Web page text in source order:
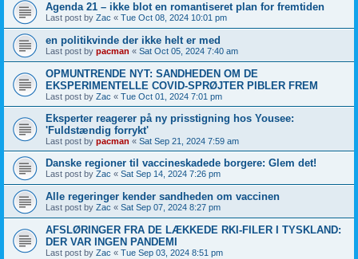
Agenda 21 – ikke blot en romantiseret plan for fremtiden
Last post by Zac « Tue Oct 08, 2024 10:01 pm
en politikvinde der ikke helt er med
Last post by pacman « Sat Oct 05, 2024 7:40 am
OPMUNTRENDE NYT: SANDHEDEN OM DE
EKSPERIMENTELLE COVID-SPRØJTER PIBLER FREM
Last post by Zac « Tue Oct 01, 2024 7:01 pm
Eksperter reagerer på ny prisstigning hos Yousee:
'Fuldstændig forrykt'
Last post by pacman « Sat Sep 21, 2024 7:59 am
Danske regioner til vaccineskadede borgere: Glem det!
Last post by Zac « Sat Sep 14, 2024 7:26 pm
Alle regeringer kender sandheden om vaccinen
Last post by Zac « Sat Sep 07, 2024 8:27 pm
AFSLØRINGER FRA DE LÆKKEDE RKI-FILER I TYSKLAND:
DER VAR INGEN PANDEMI
Last post by Zac « Tue Sep 03, 2024 8:51 pm